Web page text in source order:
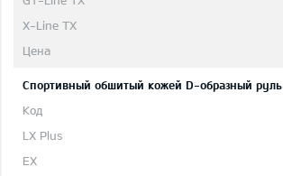
Cпортивный обшитый кожей D-образный руль